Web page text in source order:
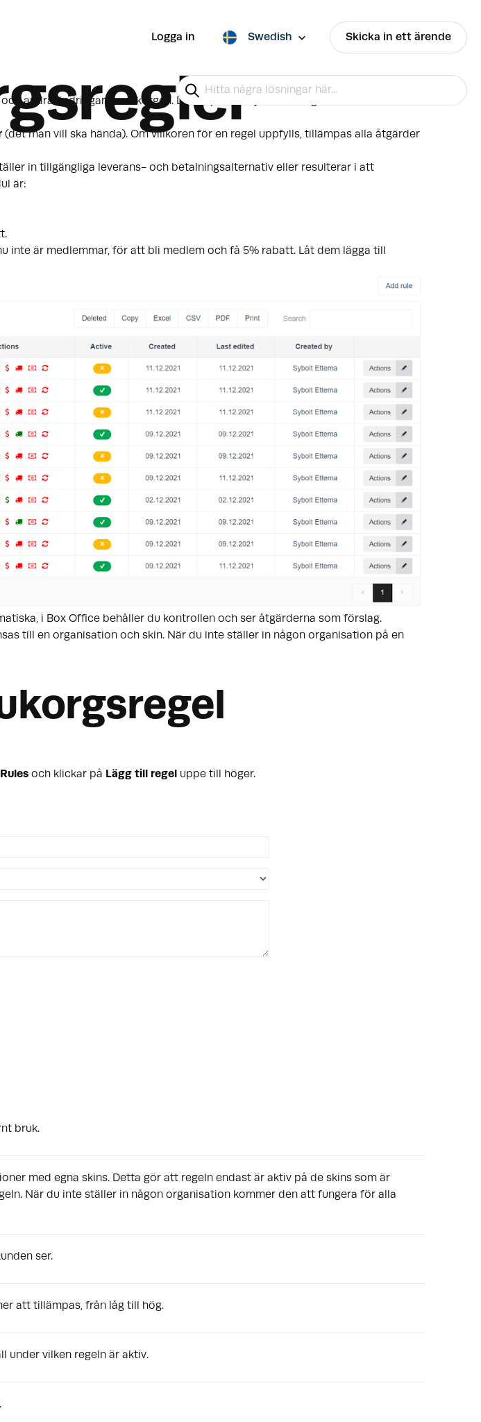
Logga in Swedish Skicka in ett ärende
andra ändringar i varukorgen. De skapar ett nytt sätt att ge förmåner till vissa
(det man vill ska hända). Om villkoren för en regel uppfylls, tillämpas alla åtgärder
in tillgängliga leverans- och betalningsalternativ eller resulterar i att
är:
är medlemmar, för att bli medlem och få 5% rabatt. Låt dem lägga till
i Box Office behåller du kontrollen och ser åtgärderna som förslag.
till en organisation och skin. När du inte ställer in någon organisation på en
och klickar på Lägg till regel uppe till höger.
bruk.
med egna skins. Detta gör att regeln endast är aktiv på de skins som är
När du inte ställer in någon organisation kommer den att fungera för alla
ser.
att tillämpas, från låg till hög.
under vilken regeln är aktiv.